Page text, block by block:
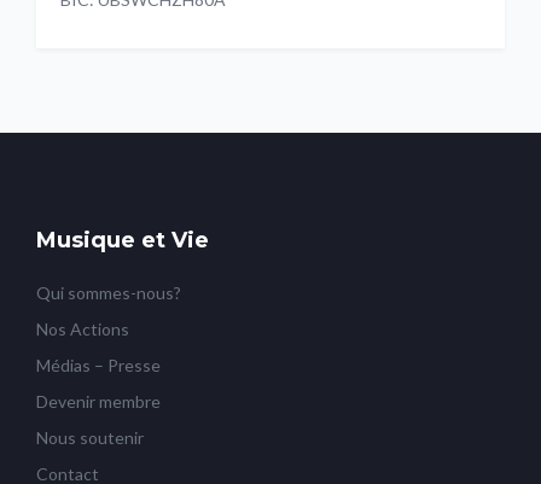
Musique et Vie
Qui sommes-nous?
Nos Actions
Médias – Presse
Devenir membre
Nous soutenir
Contact